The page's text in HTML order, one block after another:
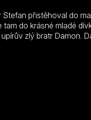
přistěhoval do
do krásné mladé
zlý bratr Damon.